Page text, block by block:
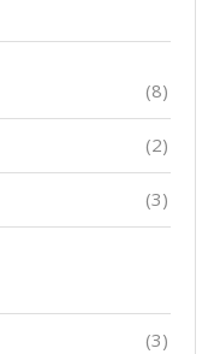
(8)
(2)
(3)
(3)